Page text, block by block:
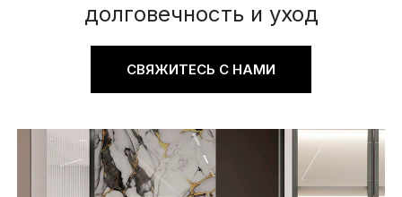
долговечность и уход
СВЯЖИТЕСЬ С НАМИ